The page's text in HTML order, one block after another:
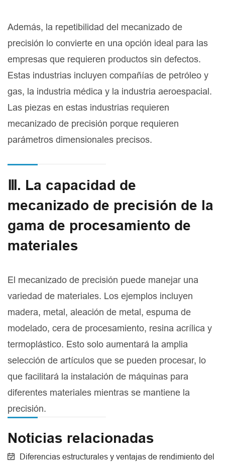
Además, la repetibilidad del mecanizado de
precisión lo convierte en una opción ideal para las
empresas que requieren productos sin defectos.
Estas industrias incluyen compañías de petróleo y
gas, la industria médica y la industria aeroespacial.
Las piezas en estas industrias requieren
mecanizado de precisión porque requieren
parámetros dimensionales precisos.
Ⅲ. La capacidad de
mecanizado de precisión de la
gama de procesamiento de
materiales
El mecanizado de precisión puede manejar una
variedad de materiales. Los ejemplos incluyen
madera, metal, aleación de metal, espuma de
modelado, cera de procesamiento, resina acrílica y
termoplástico. Esto solo aumentará la amplia
selección de artículos que se pueden procesar, lo
que facilitará la instalación de máquinas para
diferentes materiales mientras se mantiene la
precisión.
Noticias relacionadas
Diferencias estructurales y ventajas de rendimiento del